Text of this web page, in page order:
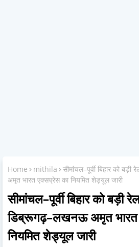
Home mithila
सीमांचल–पूर्वी बिहार को
अमृत भारत एक्सप्रेस का नियमित शेड्यूल जारी
सीमांचल–पूर्वी बिहार को बड़ी
डिब्रूगढ़–लखनऊ अमृत भारत
नियमित शेड्यूल जारी